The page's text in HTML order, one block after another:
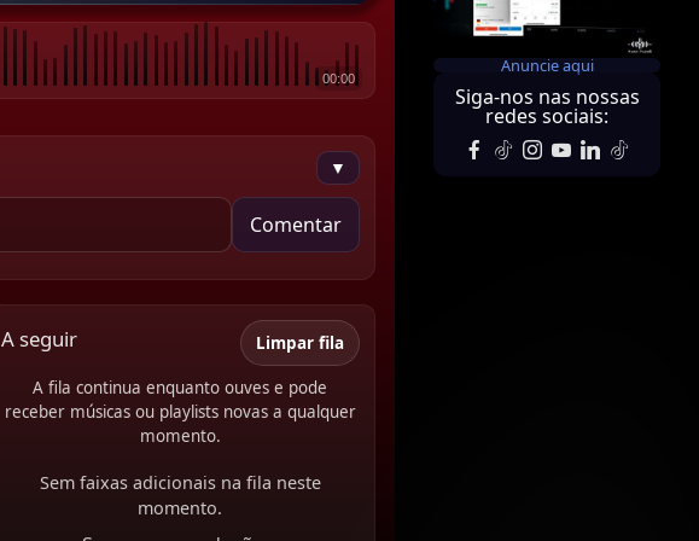
00:00
▼
Comentar
A seguir Limpar fila
A fila continua enquanto ouves e pode
receber músicas ou playlists novas a qualquer
momento.
Sem faixas adicionais na fila neste
momento.
Anuncie aqui
Siga-nos nas nossas
redes sociais: